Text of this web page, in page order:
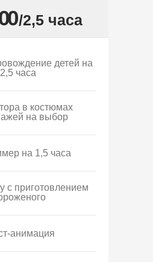
/2,5 часа
детей на
2,5 часа
в костюмах
на выбор
на 1,5 часа
с приготовлением
анимация